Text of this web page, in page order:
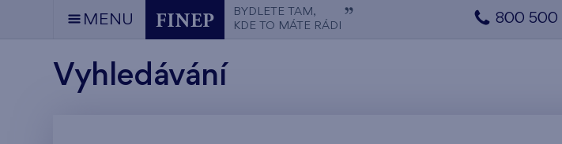
MENU
BYDLETE TAM,
KDE TO MÁTE RÁDI
800 500
Vyhledávání